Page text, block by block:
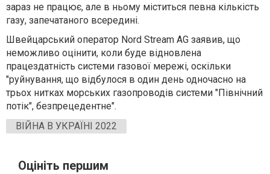
зараз не працює, але в ньому міститься певна кількість
газу, запечатаного всередині.
Швейцарський оператор Nord Stream AG заявив, що
неможливо оцінити, коли буде відновлена
працездатність системи газової мережі, оскільки
"руйнування, що відбулося в один день одночасно на
трьох нитках морських газопроводів системи "Північний
потік", безпрецедентне".
ВІЙНА В УКРАЇНІ 2022
Оцініть першим